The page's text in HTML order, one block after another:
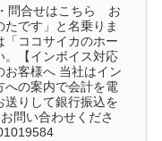
問合せはこちら お
です」と名乗りま
「ココサイカのホー
。【インボイス対応
客様へ 当社はイン
への案内で会計を電
送りして銀行振込を
問い合わせくださ